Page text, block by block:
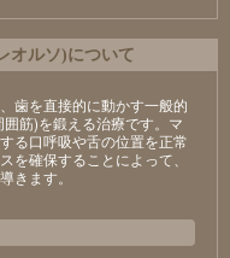
オルソ)について
歯を直接的に動かす一般的
筋)を鍛える治療です。マ
る口呼吸や舌の位置を正常
を確保することによって、
きます。